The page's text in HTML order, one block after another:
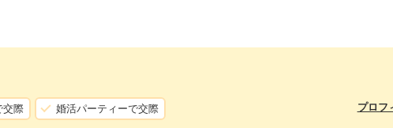
交際 婚活パーティーで交際 プロフ